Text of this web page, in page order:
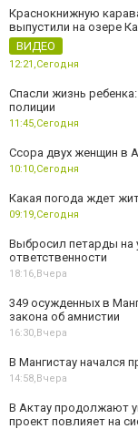
Краснокнижную
выпустили на озере
ВИДЕО
12:21,Сегодня
Спасли жизнь
полиции
11:45,Сегодня
Ссора двух женщин в
10:10,Сегодня
Какая погода ждет
09:19,Сегодня
Выбросил петарды на
ответственности
18:16,Вчера
349 осужденных в
закона об амнистии
16:30,Вчера
В Мангистау начался
14:58,Вчера
В Актау продолжают
проект повлияет на